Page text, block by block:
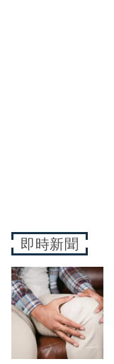
即時新聞